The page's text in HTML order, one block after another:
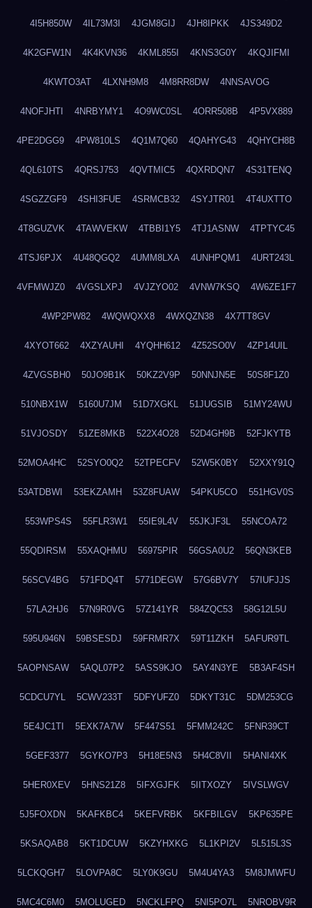
4I5H850W 4IL73M3I 4JGM8GIJ 4JH8IPKK 4JS349D2
4K2GFW1N 4K4KVN36 4KML855I 4KNS3G0Y 4KQJIFMI
4KWTO3AT 4LXNH9M8 4M8RR8DW 4NNSAVOG
4NOFJHTI 4NRBYMY1 4O9WC0SL 4ORR508B 4P5VX889
4PE2DGG9 4PW810LS 4Q1M7Q60 4QAHYG43 4QHYCH8B
4QL610TS 4QRSJ753 4QVTMIC5 4QXRDQN7 4S31TENQ
4SGZZGF9 4SHI3FUE 4SRMCB32 4SYJTR01 4T4UXTTO
4T8GUZVK 4TAWVEKW 4TBBI1Y5 4TJ1ASNW 4TPTYC45
4TSJ6PJX 4U48QGQ2 4UMM8LXA 4UNHPQM1 4URT243L
4VFMWJZ0 4VGSLXPJ 4VJZYO02 4VNW7KSQ 4W6ZE1F7
4WP2PW82 4WQWQXX8 4WXQZN38 4X7TT8GV
4XYOT662 4XZYAUHI 4YQHH612 4Z52SO0V 4ZP14UIL
4ZVGSBH0 50JO9B1K 50KZ2V9P 50NNJN5E 50S8F1Z0
510NBX1W 5160U7JM 51D7XGKL 51JUGSIB 51MY24WU
51VJOSDY 51ZE8MKB 522X4O28 52D4GH9B 52FJKYTB
52MOA4HC 52SYO0Q2 52TPECFV 52W5K0BY 52XXY91Q
53ATDBWI 53EKZAMH 53Z8FUAW 54PKU5CO 551HGV0S
553WPS4S 55FLR3W1 55IE9L4V 55JKJF3L 55NCOA72
55QDIRSM 55XAQHMU 56975PIR 56GSA0U2 56QN3KEB
56SCV4BG 571FDQ4T 5771DEGW 57G6BV7Y 57IUFJJS
57LA2HJ6 57N9R0VG 57Z141YR 584ZQC53 58G12L5U
595U946N 59BSESDJ 59FRMR7X 59T11ZKH 5AFUR9TL
5AOPNSAW 5AQL07P2 5ASS9KJO 5AY4N3YE 5B3AF4SH
5CDCU7YL 5CWV233T 5DFYUFZ0 5DKYT31C 5DM253CG
5E4JC1TI 5EXK7A7W 5F447S51 5FMM242C 5FNR39CT
5GEF3377 5GYKO7P3 5H18E5N3 5H4C8VII 5HANI4XK
5HER0XEV 5HNS21Z8 5IFXGJFK 5IITXOZY 5IVSLWGV
5J5FOXDN 5KAFKBC4 5KEFVRBK 5KFBILGV 5KP635PE
5KSAQAB8 5KT1DCUW 5KZYHXKG 5L1KPI2V 5L515L3S
5LCKQGH7 5LOVPA8C 5LY0K9GU 5M4U4YA3 5M8JMWFU
5MC4C6M0 5MOLUGED 5NCKLFPQ 5NI5PO7L 5NROBV9R